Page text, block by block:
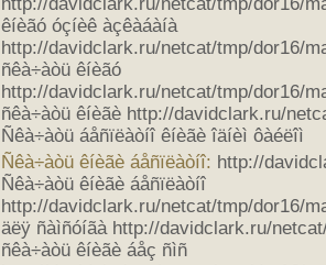
êíèãó óçíèê àçêàáàíà
http://davidclark.ru/netcat/tmp/dor16/
ñêà÷àòü êíèãó
http://davidclark.ru/netcat/tmp/dor16/
ñêà÷àòü êíèãè http://davidclark.ru/
Ñêà÷àòü áåñïëàòíî êíèãè îäíèì ôàéëîì
Ñêà÷àòü êíèãè áåñïëàòíî: http://
Ñêà÷àòü êíèãè áåñïëàòíî
http://davidclark.ru/netcat/tmp/dor16/
äëÿ ñàìñóíãà http://davidclark.ru/
ñêà÷àòü êíèãè áåç ñìñ